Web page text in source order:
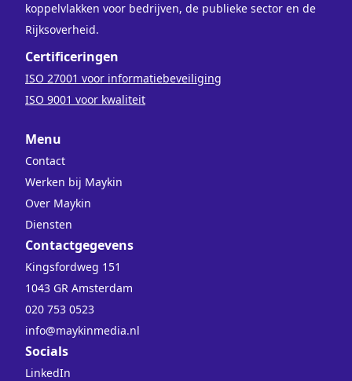
koppelvlakken voor bedrijven, de publieke sector en de
Rijksoverheid.
Certificeringen
ISO 27001 voor informatiebeveiliging
ISO 9001 voor kwaliteit
Menu
Contact
Werken bij Maykin
Over Maykin
Diensten
Contactgegevens
Kingsfordweg 151
1043 GR Amsterdam
020 753 0523
info@maykinmedia.nl
Socials
LinkedIn